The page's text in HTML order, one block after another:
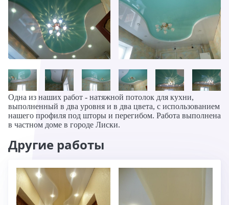
Одна из наших работ - натяжной потолок для кухни,
выполненный в два уровня и в два цвета, с использованием
нашего профиля под шторы и перегибом. Работа выполнена
в частном доме в городе Лиски.
Другие работы